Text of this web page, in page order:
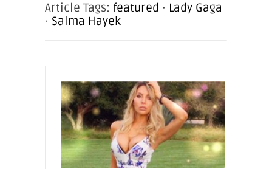
Article Tags: featured · Lady Gaga
· Salma Hayek